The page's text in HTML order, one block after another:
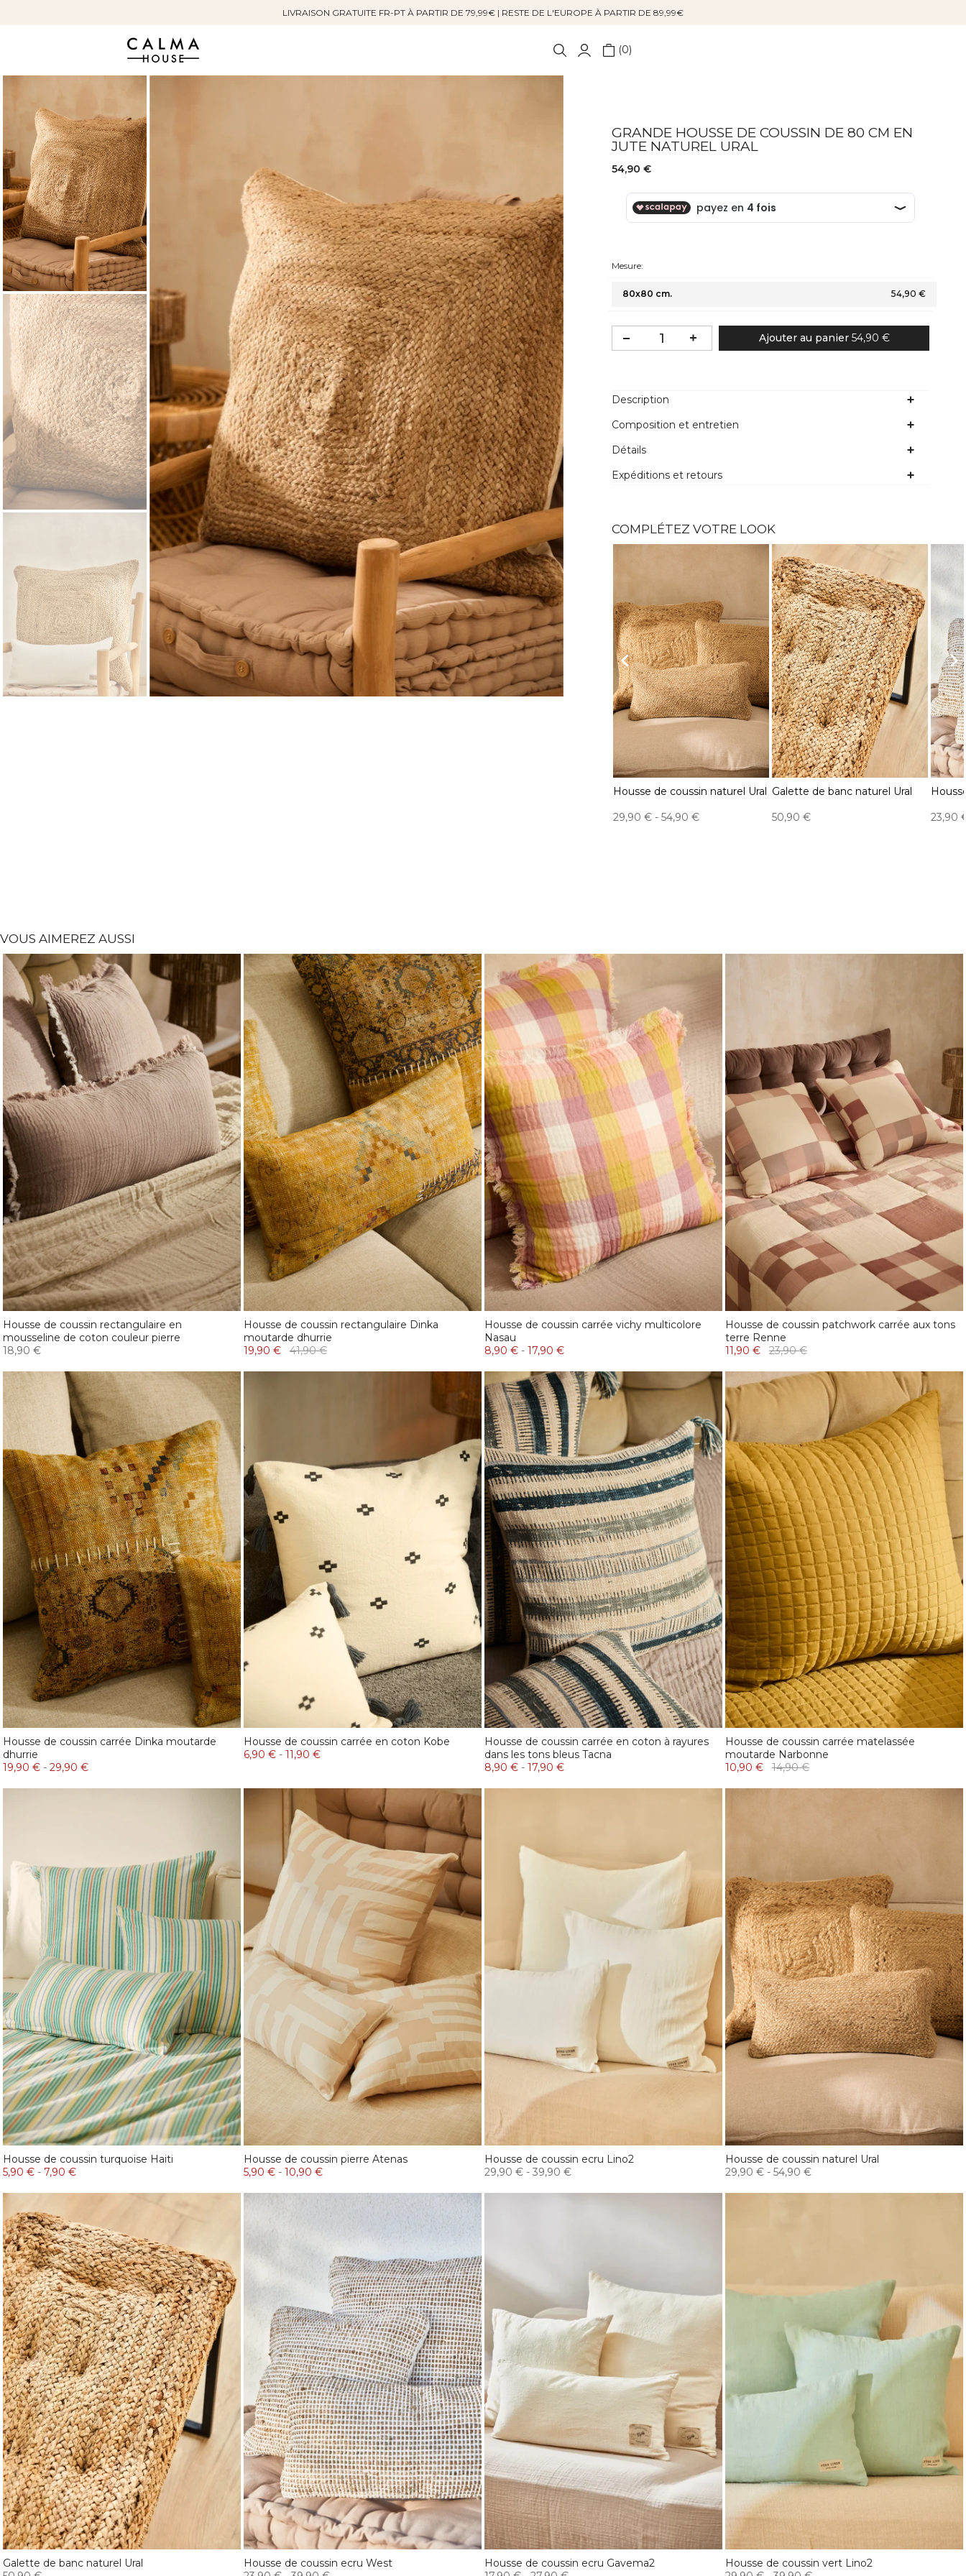
LIVRAISON GRATUITE FR-PT À PARTIR DE 79,99€ | RESTE DE L'EUROPE À PARTIR DE 89,99€
0
GRANDE HOUSSE DE COUSSIN DE 80 CM EN
JUTE NATUREL URAL
54,90 €
Mesure:
80x80 cm. 54,90 €
Ajouter au panier 54,90 €
Description
Composition et entretien
Détails
Expéditions et retours
COMPLÉTEZ VOTRE LOOK
Housse de coussin naturel Ural
29,90 € -54,90 €
Galette de banc naturel Ural
50,90 €
23,90
VOUS AIMEREZ AUSSI
Housse de coussin rectangulaire en
mousseline de coton couleur pierre
18,90 €
Housse de coussin rectangulaire Dinka
moutarde dhurrie
19,90 €
41,90 €
Housse de coussin carrée vichy multicolore
Nasau
8,90 € - 17,90 €
Housse de coussin patchwork carrée aux tons
terre Renne
11,90 €
23,90 €
Housse de coussin carrée Dinka moutarde
dhurrie
19,90 € - 29,90 €
Housse de coussin carrée en coton Kobe
6,90 € - 11,90 €
Housse de coussin carrée en coton à rayures
dans les tons bleus Tacna
8,90 € - 17,90 €
Housse de coussin carrée matelassée
moutarde Narbonne
10,90 €
14,90 €
Housse de coussin turquoise Haiti
5,90 € - 7,90 €
Housse de coussin pierre Atenas
5,90 € - 10,90 €
Housse de coussin ecru Lino2
29,90 € - 39,90 €
Housse de coussin naturel Ural
29,90 € - 54,90 €
Galette de banc naturel Ural
Housse de coussin ecru West
Housse de coussin ecru Gavema2
Housse de coussin vert Lino2